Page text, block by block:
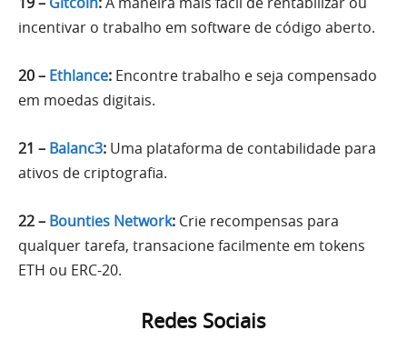
incentivar o trabalho em software de código aberto.
20 – Ethlance: Encontre trabalho e seja compensado
em moedas digitais.
21 – Balanc3: Uma plataforma de contabilidade para
ativos de criptografia.
22 – Bounties Network: Crie recompensas para
qualquer tarefa, transacione facilmente em tokens
ETH ou ERC-20.
Redes Sociais